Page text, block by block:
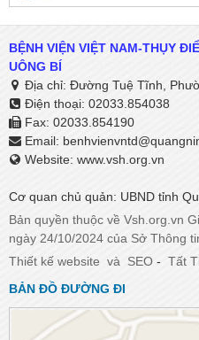
BỆNH VIỆN VIỆT NAM-THỤY
UÔNG BÍ
Địa chỉ: Đường Tuệ Tĩnh,
Điện thoại: 02033.854038
Fax: 02033.854190
Email:
Website: www.vsh.org.vn
Cơ quan chủ quản: UBND tỉnh
Bản quyền thuộc về Vsh.org.vn
ngày 24/10/2024 của Sở Thông
Thiết kế website và SEO - Tất
BẢN ĐỒ ĐƯỜNG ĐI